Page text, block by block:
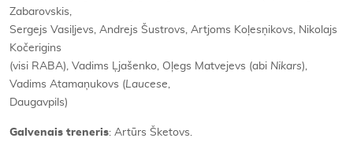
Zabarovskis,
Sergejs Vasiļjevs, Andrejs Šustrovs, Artjoms Koļesņikovs, Nikolajs
Kočerigins
(visi RABA), Vadims Ļjašenko, Oļegs Matvejevs (abi Nikars),
Vadims Atamaņukovs (Laucese,
Daugavpils)
Galvenais treneris: Artūrs Šketovs.